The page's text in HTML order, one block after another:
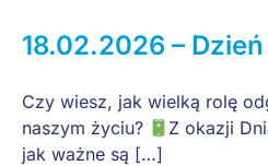
18.02.2026 –
Czy wiesz, jak wielką rolę
naszym życiu?
Z okazji
jak ważne są […]